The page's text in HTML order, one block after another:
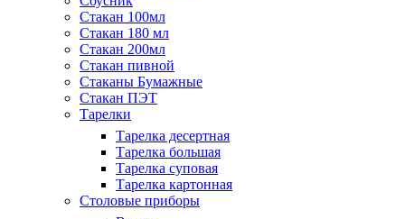
Стакан 100мл
Стакан 180 мл
Стакан 200мл
Стакан пивной
Стаканы Бумажные
Стакан ПЭТ
Тарелки
Тарелка десертная
Тарелка большая
Тарелка суповая
Тарелка картонная
Столовые приборы